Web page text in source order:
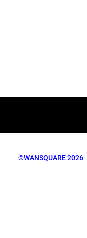
©WANSQUARE 2026